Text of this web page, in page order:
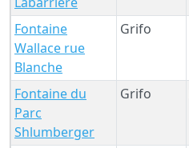
Fontaine
Wallace rue
Blanche
Grifo
Fontaine du
Parc
Shlumberger
Grifo